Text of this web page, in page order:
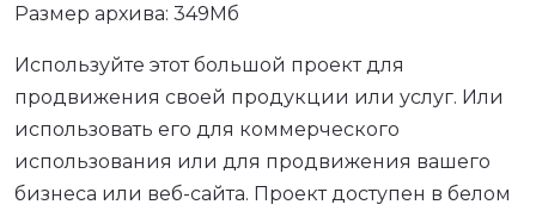
Размер архива: 349Мб
Используйте этот большой проект для
продвижения своей продукции или услуг. Или
использовать его для коммерческого
использования или для продвижения вашего
бизнеса или веб-сайта. Проект доступен в белом